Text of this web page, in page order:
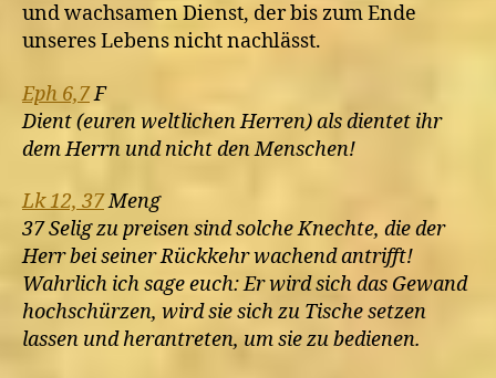
und wachsamen Dienst, der bis zum Ende
unseres Lebens nicht nachlässt.
Eph 6,7F
Dient (euren weltlichen Herren) als dientet ihr
dem Herrn und nicht den Menschen!
Lk 12, 37Meng
37 Selig zu preisen sind solche Knechte, die der
Herr bei seiner Rückkehr wachend antrifft!
Wahrlich ich sage euch: Er wird sich das Gewand
hochschürzen, wird sie sich zu Tische setzen
lassen und herantreten, um sie zu bedienen.